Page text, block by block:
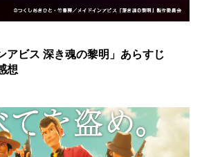
アビス 深き魂の黎明」あらすじ
想